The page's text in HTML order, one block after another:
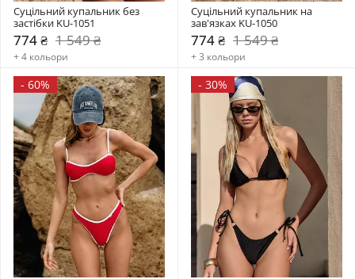
Суцільний купальник без
застібки KU-1051
774 ₴ 1 549 ₴
+ 4 кольори
Суцільний купальник на
зав'язках KU-1050
774 ₴ 1 549 ₴
+ 3 кольори
- 60% - 30%